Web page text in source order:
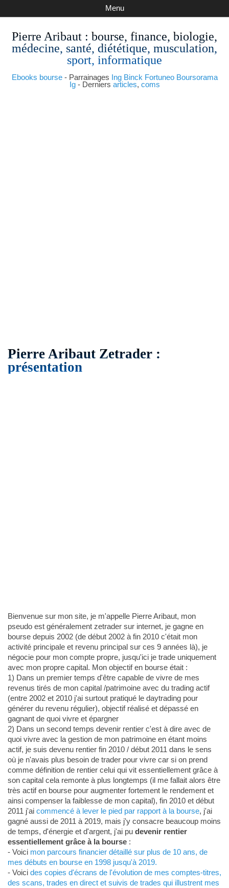
Pierre Aribaut : bourse, finance, biologie,
médecine, santé, diététique, musculation,
sport, informatique
Ebooks bourse- Parrainages Ing Binck Fortuneo Boursorama
Ig- Derniers articles, coms
Menu
Pierre Aribaut Zetrader :
présentation
Bienvenue sur mon site, je m'appelle Pierre Aribaut, mon
pseudo est généralement zetrader sur internet, je gagne en
bourse depuis 2002 (de début 2002 à fin 2010 c'était mon
activité principale et revenu principal sur ces 9 années là), je
négocie pour mon compte propre, jusqu'ici je trade uniquement
avec mon propre capital. Mon objectif en bourse était :
1) Dans un premier temps d'être capable de vivre de mes
revenus tirés de mon capital /patrimoine avec du trading actif
(entre 2002 et 2010 j'ai surtout pratiqué le daytrading pour
générer du revenu régulier), objectif réalisé et dépassé en
gagnant de quoi vivre et épargner
2) Dans un second temps devenir rentier c'est à dire avec de
quoi vivre avec la gestion de mon patrimoine en étant moins
actif, je suis devenu rentier fin 2010 / début 2011 dans le sens
où je n'avais plus besoin de trader pour vivre car si on prend
comme définition de rentier celui qui vit essentiellement grâce à
son capital cela remonte à plus longtemps (il me fallait alors être
très actif en bourse pour augmenter fortement le rendement et
ainsi compenser la faiblesse de mon capital), fin 2010 et début
2011 j'ai commencé à lever le pied par rapport à la bourse, j'ai
gagné aussi de 2011 à 2019, mais j'y consacre beaucoup moins
de temps, d'énergie et d'argent, j'ai pu devenir rentier
essentiellement grâce à la bourse:
- Voici mon parcours financier détaillé sur plus de 10 ans, de
mes débuts en bourse en 1998 jusqu'à 2019.
- Voici des copies d'écrans de l'évolution de mes comptes-titres,
des scans, trades en direct et suivis de trades qui illustrent mes